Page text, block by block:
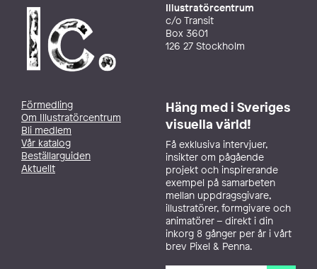
Illustratörcentrum
c/o Transit
Box 3601
126 27 Stockholm
Förmedling
Om Illustratörcentrum
Bli medlem
Vår katalog
Beställarguiden
Aktuellt
Häng med i Sveriges
visuella värld!
Få exklusiva intervjuer,
insikter om pågående
projekt och inspirerande
exempel på samarbeten
mellan uppdragsgivare,
illustratörer, formgivare och
animatörer – direkt i din
inkorg 8 gånger per år i vårt
brev Pixel & Penna.